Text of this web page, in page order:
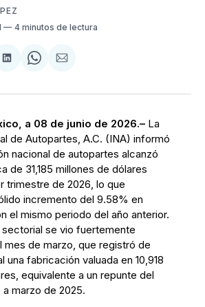
4 minutos de lectura
Compartir
LinkedIn
Share
WhatsApp
Compartir
Email
a 08 de junio de 2026.– La
de Autopartes, A.C. (INA) informó
nacional de autopartes alcanzó
de 31,185 millones de dólares
trimestre de 2026, lo que
incremento del 9.58% en
el mismo periodo del año anterior.
sectorial se vio fuertemente
mes de marzo, que registró de
una fabricación valuada en 10,918
equivalente a un repunte del
marzo de 2025.